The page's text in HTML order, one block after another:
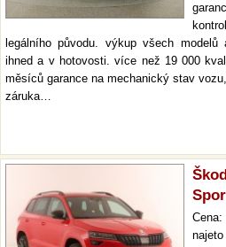
legálního původu. výkup všech
ihned a v hotovosti. více než 19 000
měsíců garance na mechanický stav
záruka…
Cena: